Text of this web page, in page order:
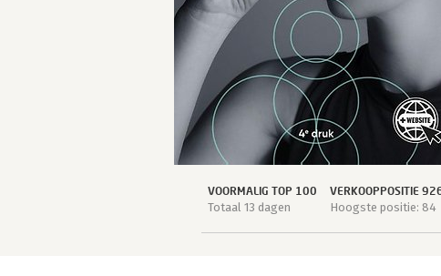
VOORMALIG TOP 100
Totaal 13 dagen
VERKOOPPOSITIE
Hoogste positie: 84